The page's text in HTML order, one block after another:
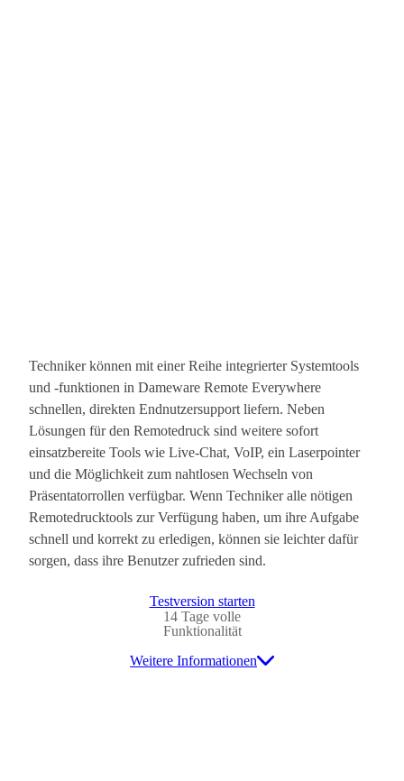
Techniker können mit einer Reihe integrierter Systemtools
und ‑funktionen in Dameware Remote Everywhere
schnellen, direkten Endnutzersupport liefern. Neben
Lösungen für den Remotedruck sind weitere sofort
einsatzbereite Tools wie Live-Chat, VoIP, ein Laserpointer
und die Möglichkeit zum nahtlosen Wechseln von
Präsentatorrollen verfügbar. Wenn Techniker alle nötigen
Remotedrucktools zur Verfügung haben, um ihre Aufgabe
schnell und korrekt zu erledigen, können sie leichter dafür
sorgen, dass ihre Benutzer zufrieden sind.
Testversion starten
14 Tage volle
Funktionalität
Weitere Informationen